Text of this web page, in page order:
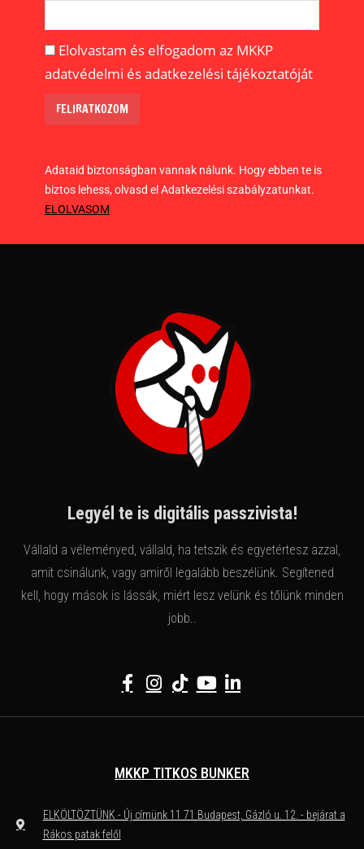
Elolvastam és elfogadom az MKKP
adatvédelmi és adatkezelési tájékoztatóját
Adataid biztonságban vannak nálunk. Hogy ebben te is
biztos lehess, olvasd el Adatkezelési szabályzatunkat.
ELOLVASOM
Legyél te is digitális passzivista!
Vállald a véleményed, vállald, ha tetszik és egyetértesz azzal,
amit csinálunk, vagy amiről legalább beszélünk. Segítened
kell, hogy mások is lássák, miért lesz velünk és tőlünk minden
jobb..
MKKP TITKOS BUNKER
ELKÖLTÖZTÜNK - Új címünk 11 71 Budapest, Gázló u. 12. - bejárat a
Rákos patak felől